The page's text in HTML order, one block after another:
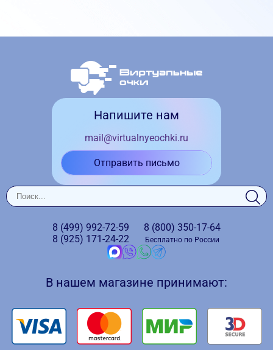
Напишите нам
mail@virtualnyeochki.ru
Отправить письмо
8 (499) 992-72-59
8 (925) 171-24-22
8 (800) 350-17-64
Бесплатно по России
В нашем магазине принимают: